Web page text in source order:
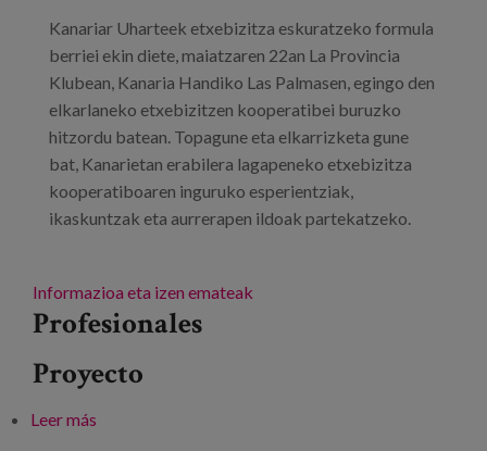
Prensa
Canal de denuncias
Kanariar Uharteek etxebizitza eskuratzeko formula
berriei ekin diete, maiatzaren 22an La Provincia
Klubean, Kanaria Handiko Las Palmasen, egingo den
elkarlaneko etxebizitzen kooperatibei buruzko
hitzordu batean. Topagune eta elkarrizketa gune
bat, Kanarietan erabilera lagapeneko etxebizitza
kooperatiboaren inguruko esperientziak,
ikaskuntzak eta aurrerapen ildoak partekatzeko.
Informazioa eta izen emateak
Profesionales
Proyecto
Leer más